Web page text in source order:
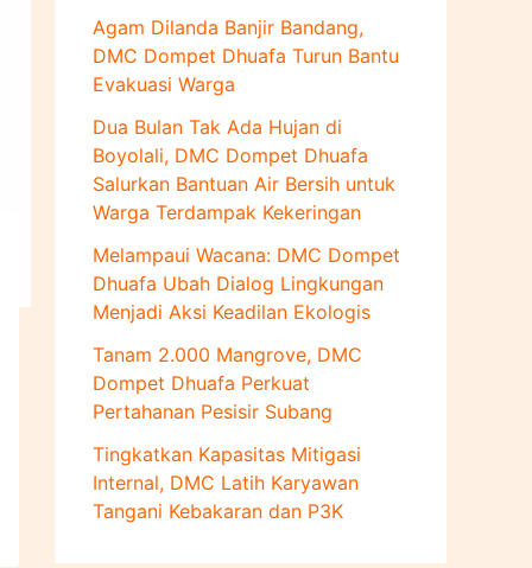
t
k
:
Agam Dilanda Banjir Bandang,
DMC Dompet Dhuafa Turun Bantu
Evakuasi Warga
Dua Bulan Tak Ada Hujan di
Boyolali, DMC Dompet Dhuafa
Salurkan Bantuan Air Bersih untuk
Warga Terdampak Kekeringan
Melampaui Wacana: DMC Dompet
Dhuafa Ubah Dialog Lingkungan
Menjadi Aksi Keadilan Ekologis
Tanam 2.000 Mangrove, DMC
Dompet Dhuafa Perkuat
Pertahanan Pesisir Subang
Tingkatkan Kapasitas Mitigasi
Internal, DMC Latih Karyawan
Tangani Kebakaran dan P3K